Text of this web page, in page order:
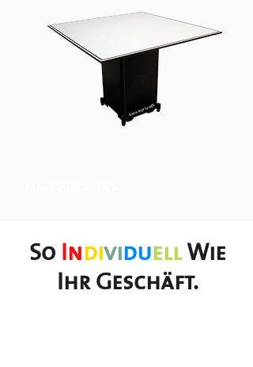
So IndividuellWie
Ihr Geschäft.